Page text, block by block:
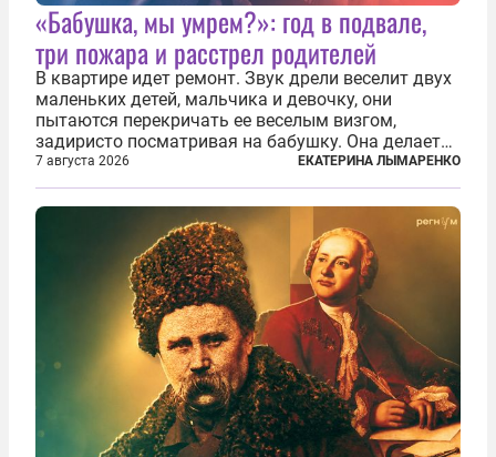
«Бабушка, мы умрем?»: год в подвале,
три пожара и расстрел родителей
В квартире идет ремонт. Звук дрели веселит двух
маленьких детей, мальчика и девочку, они
пытаются перекричать ее веселым визгом,
задиристо посматривая на бабушку. Она делает
им замечание, но внуки чувствуют, что она
сердится невсерьез. И это правда: дрель, конечно,
сверлит противно, но всё...
7 августа 2026 ЕКАТЕРИНА ЛЫМАРЕНКО